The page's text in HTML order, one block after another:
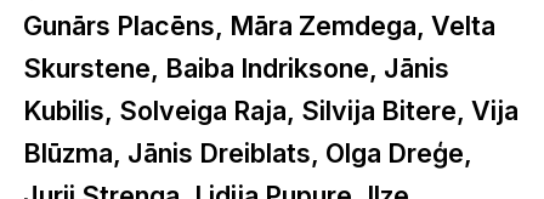
Gunārs Placēns, Māra Zemdega, Velta
Skurstene, Baiba Indriksone, Jānis
Kubilis, Solveiga Raja, Silvija Bitere, Vija
Blūzma, Jānis Dreiblats, Olga Dreģe,